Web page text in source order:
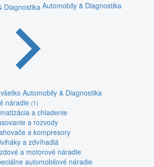
Automobily & Diagnostika
Automobily & Diagnostika
náradie (1)
a chladenie
a rozvody
a kompresory
a zdvíhadlá
a motorové náradie
automobilové náradie